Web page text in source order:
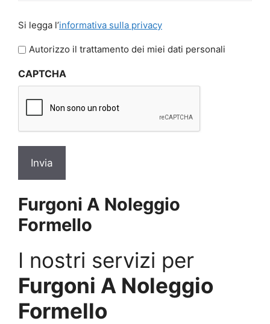
legga
l'informativa
privacy
Si legga l’informativa sulla privacy
Autorizzo il trattamento dei miei dati personali
CAPTCHA
Furgoni A Noleggio
Formello
I nostri servizi per
Furgoni A Noleggio
Formello